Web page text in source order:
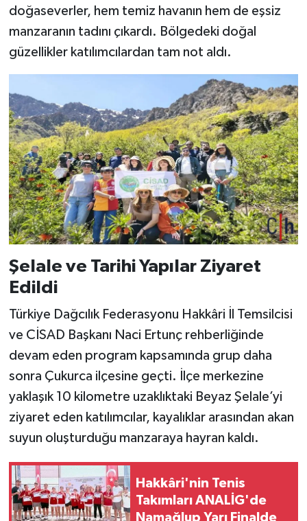
doğaseverler, hem temiz havanın hem de eşsiz
manzaranın tadını çıkardı. Bölgedeki doğal
güzellikler katılımcılardan tam not aldı.
Şelale ve Tarihi Yapılar Ziyaret
Edildi
Türkiye Dağcılık Federasyonu Hakkâri İl Temsilcisi
ve CİSAD Başkanı Naci Ertunç rehberliğinde
devam eden program kapsamında grup daha
sonra Çukurca ilçesine geçti. İlçe merkezine
yaklaşık 10 kilometre uzaklıktaki Beyaz Şelale’yi
ziyaret eden katılımcılar, kayalıklar arasından akan
suyun oluşturduğu manzaraya hayran kaldı.
Hakkâri'nin Tenis
Takımları ANALİG'de
Namağlup Yarı Finalde